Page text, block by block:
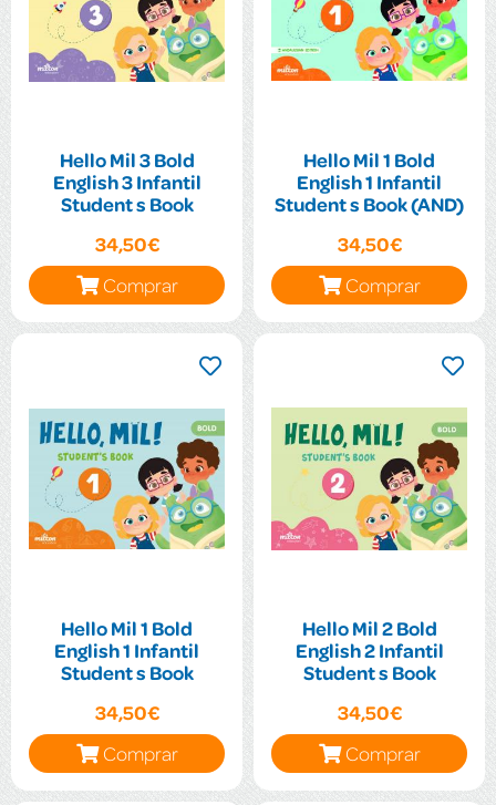
Hello Mil 3 Bold
English 3 Infantil
Student s Book
34,50€
Comprar
Hello Mil 1 Bold
English 1 Infantil
Student s Book (AND)
34,50€
Comprar
Hello Mil 1 Bold
English 1 Infantil
Student s Book
34,50€
Comprar
Hello Mil 2 Bold
English 2 Infantil
Student s Book
34,50€
Comprar